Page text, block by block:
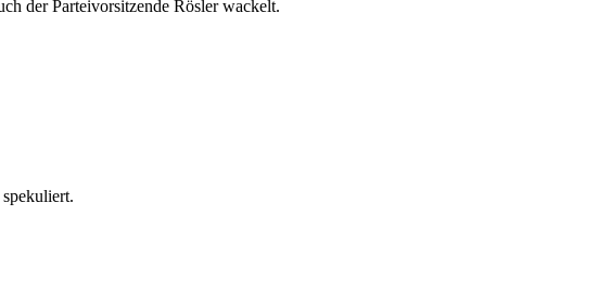
der Parteivorsitzende Rösler wackelt.